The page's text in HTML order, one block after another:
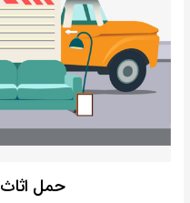
حمل اثاث